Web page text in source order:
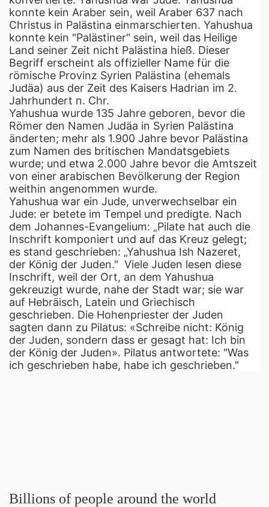
konnte kein Araber sein, weil Araber 637 nach
Christus in Palästina einmarschierten. Yahushua
konnte kein "Palästiner" sein, weil das Heilige
Land seiner Zeit nicht Palästina hieß. Dieser
Begriff erscheint als offizieller Name für die
römische Provinz Syrien Palästina (ehemals
Judäa) aus der Zeit des Kaisers Hadrian im 2.
Jahrhundert n. Chr.
Yahushua wurde 135 Jahre geboren, bevor die
Römer den Namen Judäa in Syrien Palästina
änderten; mehr als 1.900 Jahre bevor Palästina
zum Namen des britischen Mandatsgebiets
wurde; und etwa 2.000 Jahre bevor die Amtszeit
von einer arabischen Bevölkerung der Region
weithin angenommen wurde.
Yahushua war ein Jude, unverwechselbar ein
Jude: er betete im Tempel und predigte. Nach
dem Johannes-Evangelium: „Pilate hat auch die
Inschrift komponiert und auf das Kreuz gelegt;
es stand geschrieben: „Yahushua Ish Nazeret,
der König der Juden." Viele Juden lesen diese
Inschrift, weil der Ort, an dem Yahushua
gekreuzigt wurde, nahe der Stadt war; sie war
auf Hebräisch, Latein und Griechisch
geschrieben. Die Hohenpriester der Juden
sagten dann zu Pilatus: «Schreibe nicht: König
der Juden, sondern dass er gesagt hat: Ich bin
der König der Juden». Pilatus antwortete: "Was
ich geschrieben habe, habe ich geschrieben."
Billions of people around the world